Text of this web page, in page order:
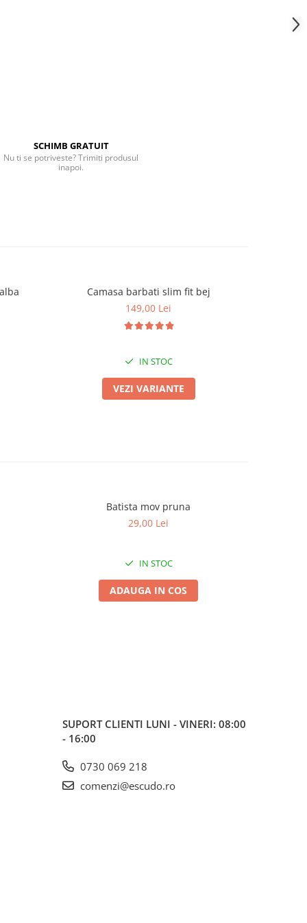
SCHIMB GRATUIT
Nu ti se potriveste? Trimiti produsul
inapoi.
Camasa barbati slim fit bej
149,00 Lei
IN STOC
VEZI VARIANTE
Batista mov pruna
29,00 Lei
IN STOC
ADAUGA IN COS
SUPORT CLIENTI LUNI - VINERI: 08:00
- 16:00
0730 069 218
comenzi@escudo.ro